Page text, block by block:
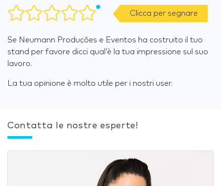
Clicca per segnare
Se Neumann Produções e Eventos ha costruito il tuo
stand per favore dicci qual’è la tua impressione sul suo
lavoro.
La tua opinione è molto utile per i nostri user.
Contatta le nostre esperte!